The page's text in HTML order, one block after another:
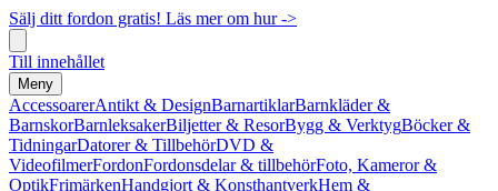
Sälj ditt fordon gratis! Läs mer om hur ->
Till innehållet
Meny
AccessoarerAntikt & DesignBarnartiklarBarnkläder &
BarnskorBarnleksakerBiljetter & ResorBygg & VerktygBöcker &
TidningarDatorer & TillbehörDVD &
VideofilmerFordonFordonsdelar & tillbehörFoto, Kameror &
OptikFrimärkenHandgjort & KonsthantverkHem &